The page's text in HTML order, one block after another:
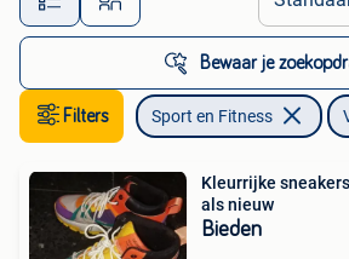
Bewaar je
Filters Sport en Fitness
Kleurrijke
als nieuw
Bieden